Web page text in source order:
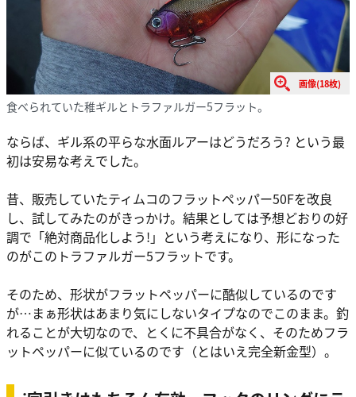
画像(18枚)
食べられていた稚ギルとトラファルガー5フラット。
ならば、ギル系の平らな水面ルアーはどうだろう? という最
初は安易な考えでした。
昔、販売していたティムコのフラットペッパー50Fを改良
し、試してみたのがきっかけ。結果としては予想どおりの好
調で「絶対商品化しよう!」という考えになり、形になった
のがこのトラファルガー5フラットです。
そのため、形状がフラットペッパーに酷似しているのです
が…まぁ形状はあまり気にしないタイプなのでこのまま。釣
れることが大切なので、とくに不具合がなく、そのためフラ
ットペッパーに似ているのです（とはいえ完全新金型）。